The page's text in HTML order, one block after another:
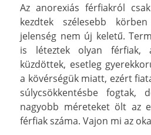
Az anorexiás férfiakról
kezdtek szélesebb
jelenség nem új keletű.
is léteztek olyan férfiak,
küzdöttek, esetleg
a kövérségük miatt, ezért
súlycsökkentésbe fogtak,
nagyobb méreteket ölt az
férfiak száma. Vajon mi az